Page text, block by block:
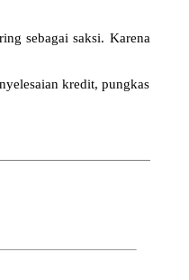
sebagai saksi. Karena
kredit, pungkas